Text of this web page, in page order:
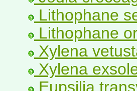
Lithophane
Lithophane
Xylena
Xylena
Eupsilia